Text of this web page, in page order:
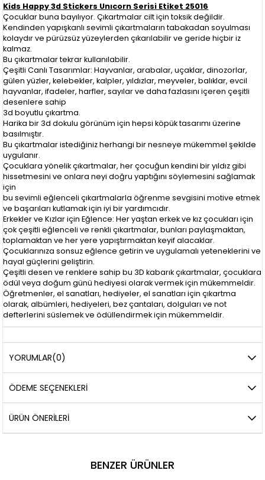
Kids Happy 3d Stickers Unıcorn Serisi Etiket 25016
Çocuklar buna bayılıyor. Çıkartmalar cilt için toksik değildir.
Kendinden yapışkanlı sevimli çıkartmaların tabakadan soyulması
kolaydır ve pürüzsüz yüzeylerden çıkarılabilir ve geride hiçbir iz
kalmaz.
Bu çıkartmalar tekrar kullanılabilir.
Çeşitli Canlı Tasarımlar: Hayvanlar, arabalar, uçaklar, dinozorlar,
gülen yüzler, kelebekler, kalpler, yıldızlar, meyveler, balıklar, evcil
hayvanlar, ifadeler, harfler, sayılar ve daha fazlasını içeren çeşitli
desenlere sahip
3d boyutlu çıkartma.
Harika bir 3d dokulu görünüm için hepsi köpük tasarımı üzerine
basılmıştır.
Bu çıkartmalar istediğiniz herhangi bir nesneye mükemmel şekilde
uygulanır.
Çocuklara yönelik çıkartmalar, her çocuğun kendini bir yıldız gibi
hissetmesini ve onlara neyi doğru yaptığını söylemesini sağlamak
için
bu sevimli eğlenceli çıkartmalarla öğrenme sevgisini motive etmek
ve başarıları kutlamak için iyi bir yardımcıdır.
Erkekler ve Kızlar için Eğlence: Her yaştan erkek ve kız çocukları için
çok çeşitli eğlenceli ve renkli çıkartmalar, bunları paylaşmaktan,
toplamaktan ve her yere yapıştırmaktan keyif alacaklar.
Çocuklarınıza sonsuz eğlence getirin ve uygulamalı yeteneklerini ve
hayal güçlerini geliştirin.
Çeşitli desen ve renklere sahip bu 3D kabarık çıkartmalar, çocuklara
ödül veya doğum günü hediyesi olarak vermek için mükemmeldir.
Öğretmenler, el sanatları, hediyeler, el sanatları için çıkartma
olarak, albümleri, hediyeleri, bez çantaları, dolguları ve not
defterlerini süslemek ve ödüllendirmek için mükemmeldir.
YORUMLAR(0)
ÖDEME SEÇENEKLERI
ÜRÜN ÖNERILERI
BENZER ÜRÜNLER